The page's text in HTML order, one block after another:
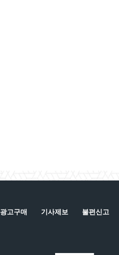
광고구매 기사제보 불편신고